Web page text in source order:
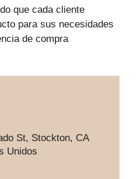
que cada cliente
para sus necesidades
de compra
St, Stockton, CA
Unidos